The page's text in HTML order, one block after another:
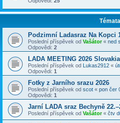
Témata
Podzimní Ladasraz Na Kopci
Poslední příspěvek od Vašátor« ned
Odpovědi: 2
LADA MEETING 2026
Poslední příspěvek od Lukas2912 «
Odpovědi: 1
Fotky z Jarního srazu 2026
Poslední příspěvek od scot « pon čer
Odpovědi: 1
Jarní LADA sraz Bechyně
Poslední příspěvek od Vašátor« čtv